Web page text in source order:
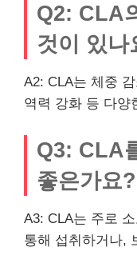
Q2: CLA
것이 있나
A2: CLA는 체중
역력 강화 등 다양
Q3: CLA
좋은가요?
A3: CLA는 주로
통해 섭취하거나,